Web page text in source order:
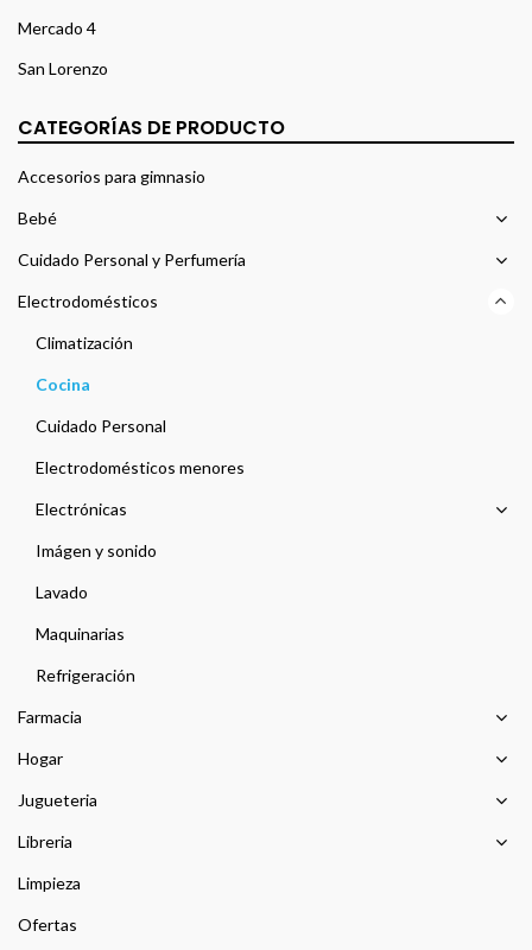
Mercado 4
San Lorenzo
CATEGORÍAS DE PRODUCTO
Accesorios para gimnasio
Bebé
Cuidado Personal y Perfumería
Electrodomésticos
Climatización
Cocina
Cuidado Personal
Electrodomésticos menores
Electrónicas
Imágen y sonido
Lavado
Maquinarias
Refrigeración
Farmacia
Hogar
Jugueteria
Libreria
Limpieza
Ofertas